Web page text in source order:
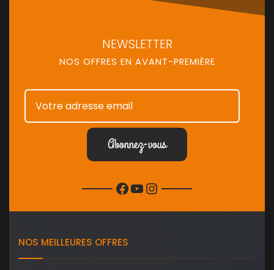
NEWSLETTER
NOS OFFRES EN AVANT-PREMIÈRE
Facebook
YouTube
Instagram
NOS MEILLEURES OFFRES